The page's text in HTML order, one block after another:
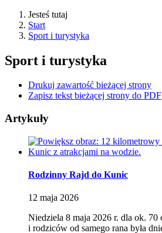
Jesteś tutaj
Start
Sport i turystyka
Sport i turystyka
Drukuj zawartość bieżącej strony
Zapisz tekst bieżącej strony do PDF
Artykuły
Rodzinny Rajd do Kunic
12 maja 2026
Niedziela 8 maja 2026 r. dla ok.
i rodziców od samego rana była